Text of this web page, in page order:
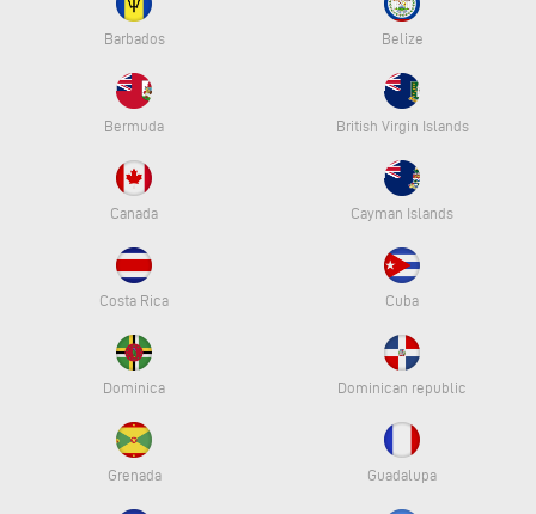
Barbados Belize
Bermuda British Virgin Islands
Canada Cayman Islands
Costa Rica Cuba
Dominica Dominican republic
Grenada Guadalupa